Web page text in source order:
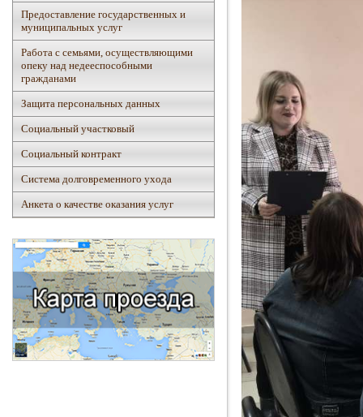
Предоставление государственных и
муниципальных услуг
Работа с семьями, осуществляющими
опеку над недееспособными
гражданами
Защита персональных данных
Социальный участковый
Социальный контракт
Система долговременного ухода
Анкета о качестве оказания услуг